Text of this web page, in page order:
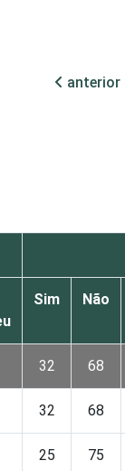
anterior
Sim Não
32 68
32 68
25 75